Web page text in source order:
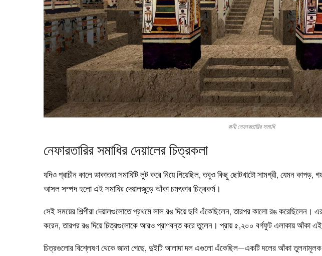
রানী নেফারতারির সমাধি
নেফারতারির সমাধির দেয়ালের চিত্রকলা
যদিও প্রাচীন কালে ডাকাতরা সমাধিটি লুট করে নিয়ে গিয়েছিল, তবুও কিছু ছোটখাটো সামগ্রী, যেমন
আসল সম্পদ হলো এই সমাধির দেয়ালজুড়ে আঁকা চমৎকার চিত্রকর্ম।
সেই সময়ের শিল্পীরা দেয়ালগুলোতে প্রথমে লাল রঙ দিয়ে ছবি এঁকেছিলেন, তারপর কালো রঙ করেছিলেন।
করেন, তারপর রঙ দিয়ে চিত্রগুলোকে আরও প্রাণবন্ত করে তুলেন। প্রায় ৫,২০০ বর্গফুট এলাকায় আঁকা
চিত্রগুলোর বিশ্লেষণ থেকে জানা গেছে, দুইটি আলাদা দল এগুলো এঁকেছিল—একটি দলের আঁকা তুলনামূলক